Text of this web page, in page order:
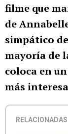
filme que
de
simpático
mayoría de
coloca en
más
RELACIONADAS